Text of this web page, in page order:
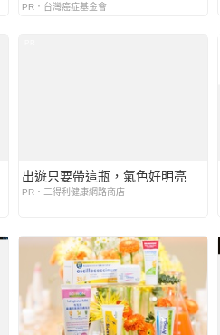
PR．台灣癌症基金會
出遊只要帶這瓶，氣色好明亮
PR．三得利健康網路商店